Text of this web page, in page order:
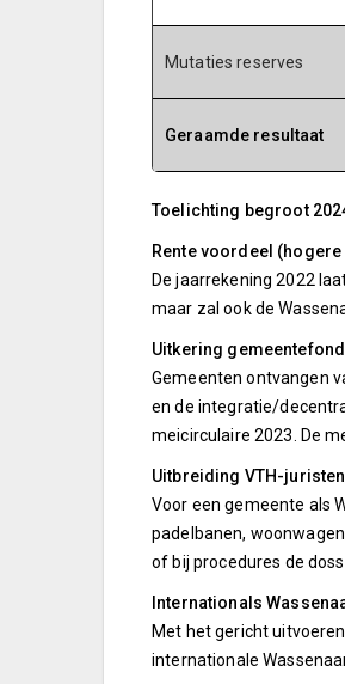
Mutaties reserves
Geraamde resultaat
Toelichting begroot
Rente voordeel (hogere
De jaarrekening 2022
maar zal ook de
Uitkering
Gemeenten ontvangen
en de integratie/
meicirculaire 2023. De
Uitbreiding VTH-
Voor een gemeente als
padelbanen,
of bij procedures de
Internationals
Met het gericht
internationale